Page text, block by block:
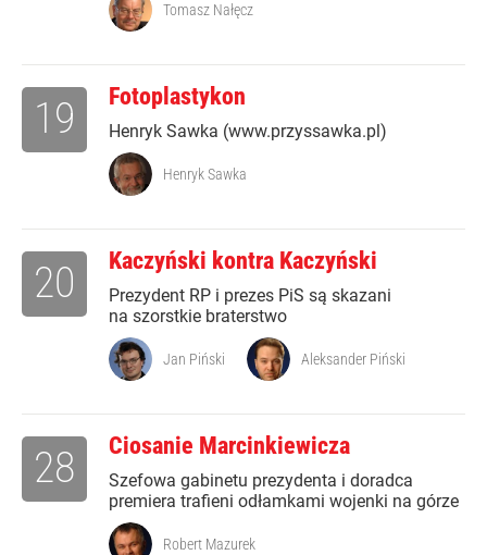
Tomasz Nałęcz
Fotoplastykon
Henryk Sawka (www.przyssawka.pl)
19
Henryk Sawka
Kaczyński kontra Kaczyński
Prezydent RP i prezes PiS są skazani
na szorstkie braterstwo
20
Jan Piński Aleksander Piński
Ciosanie Marcinkiewicza
Szefowa gabinetu prezydenta i doradca
premiera trafieni odłamkami wojenki na górze
28
Robert Mazurek